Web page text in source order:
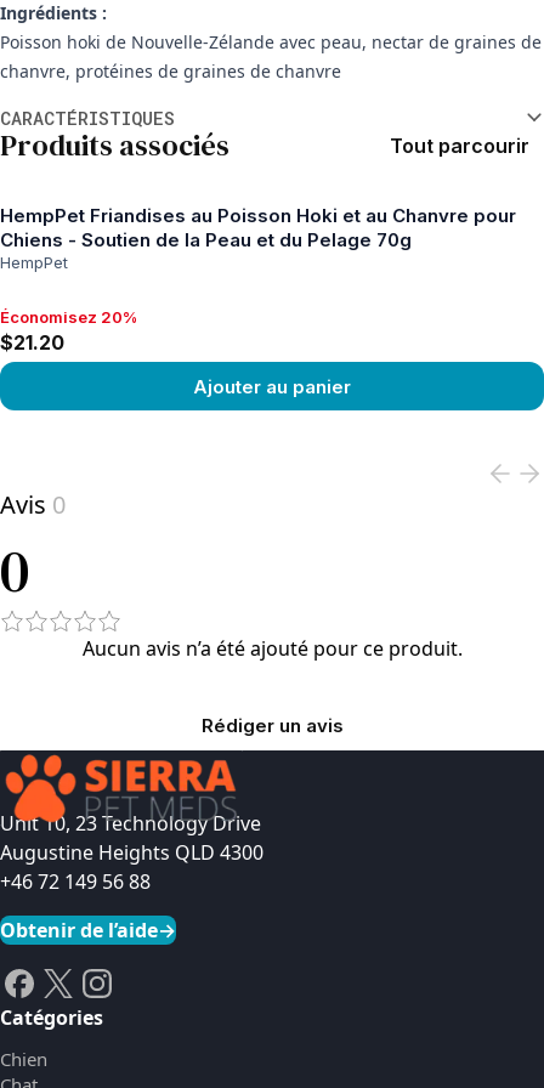
Ingrédients :
Poisson hoki de Nouvelle-Zélande avec peau, nectar de graines de
chanvre, protéines de graines de chanvre
CARACTÉRISTIQUES
Produits associés Tout parcourir
HempPet Friandises au Poisson Hoki et au Chanvre pour
Chiens - Soutien de la Peau et du Pelage 70g
HempPet
Économisez 20%, $21.20
Économisez 20%
$21.20
Ajouter au panier
Avis 0
0
Aucun avis n’a été ajouté pour ce produit.
Rédiger un avis
Unit 10, 23 Technology Drive
Augustine Heights QLD 4300
+46 72 149 56 88
Obtenir de l’aide→
Catégories
Chien